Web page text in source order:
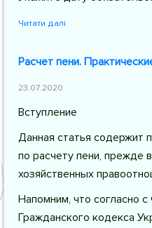
Читати далі
Расчет пени.
23.07.2020
Вступление
Данная статья содержит
по расчету пени, прежде
хозяйственных
Напомним, что согласно
Гражданского кодекса